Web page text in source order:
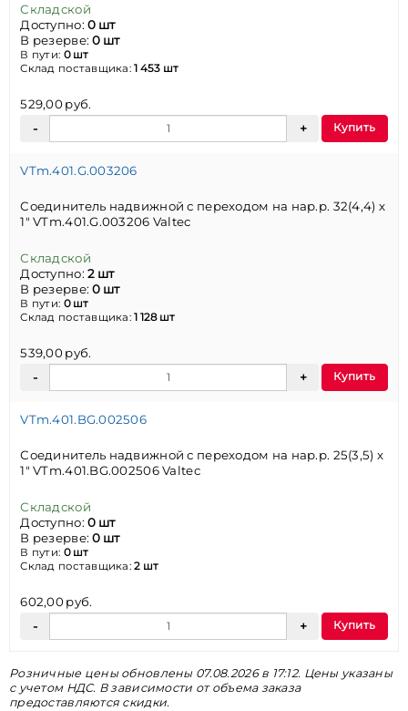
Складской
Доступно:0 шт
В резерве:0 шт
В пути: 0 шт
Склад поставщика:1 453 шт
529,00 руб.
Купить
VTm.401.G.003206
Соединитель надвижной с переходом на нар.р. 32(4,4) х
1" VTm.401.G.003206 Valtec
Складской
Доступно:2 шт
В резерве:0 шт
В пути: 0 шт
Склад поставщика:1 128 шт
539,00 руб.
Купить
VTm.401.BG.002506
Соединитель надвижной с переходом на нар.р. 25(3,5) х
1" VTm.401.BG.002506 Valtec
Складской
Доступно:0 шт
В резерве:0 шт
В пути: 0 шт
Склад поставщика:2 шт
602,00 руб.
Купить
Розничные цены обновлены 07.08.2026 в 17:12. Цены указаны
с учетом НДС. В зависимости от объема заказа
предоставляются скидки.